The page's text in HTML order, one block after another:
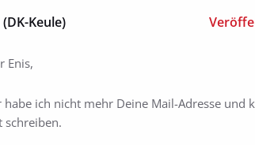
Keule)
Enis,
habe ich nicht mehr Deine Mail-Adresse und
schreiben.